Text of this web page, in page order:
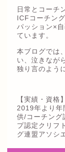
日常とコーチ
ICFコーチン
パッション×
ています。
本ブログでは
い、泣きなが
独り言のよう
【実績・資格】
2019年より年
供/コーチング
プ認定クリフ
グ連盟アソシ